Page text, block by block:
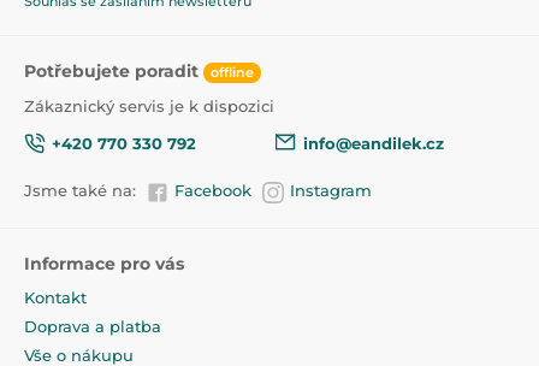
Nočníky a sedátka
Potřebujete poradit offline
Zákaznický servis je k dispozici
+420 770 330 792
info@eandilek.cz
Jsme také na: Facebook Instagram
Informace pro vás
Kontakt
Doprava a platba
Vše o nákupu